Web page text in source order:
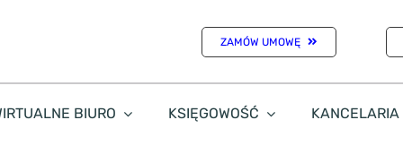
ZAMÓW UMOWĘ
BIURO KSIĘGOWOŚĆ KANCELARIA